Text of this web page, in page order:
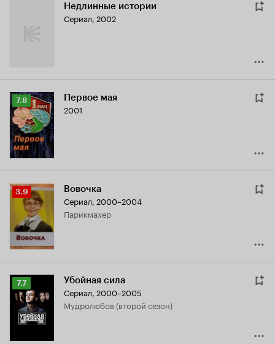
Недлинные истории
Сериал, 2002
Рейтинг
Кинопоиска
7.8
7.8 Первое мая
2001
Рейтинг
Кинопоиска
3.9
3.9 Вовочка
Сериал, 2000–2004
парикмахер
Рейтинг
Кинопоиска
7.7
7.7 Убойная сила
Сериал, 2000–2005
Мудролюбов (второй сезон)